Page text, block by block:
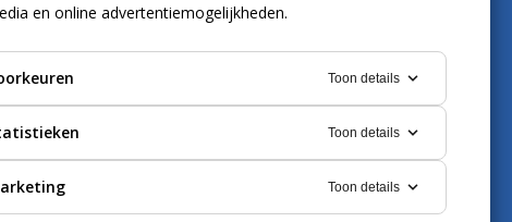
en online advertentiemogelijkheden.
Toon details
Toon details
Toon details